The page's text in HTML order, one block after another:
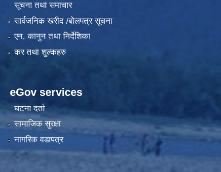
सूचना तथा समाचार
सार्वजनिक खरीद /बोलपत्र सूचना
एन, कानुन तथा निर्देशिका
कर तथा शुल्कहरु
eGov services
घटना दर्ता
सामाजिक सुरक्षा
नागरिक वडापत्र